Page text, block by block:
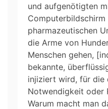
und aufgenötigten
Computerbildschirm
pharmazeutischen
die Arme von
Menschen gehen,
bekannte,
injiziert wird, für die
Notwendigkeit oder
Warum macht man